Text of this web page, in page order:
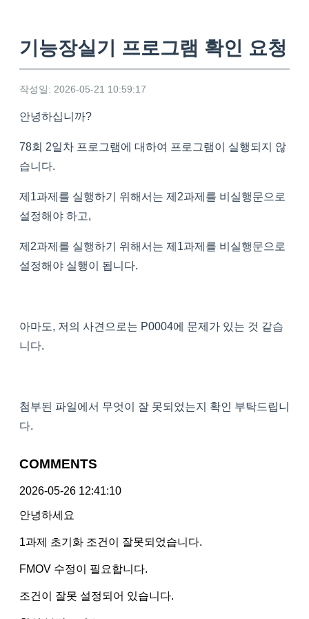
기능장실기 프로그램 확인 요청
작성일: 2026-05-21 10:59:17
안녕하십니까?
78회 2일차 프로그램에 대하여 프로그램이 실행되지 않
습니다.
제1과제를 실행하기 위해서는 제2과제를 비실행문으로
설정해야 하고,
제2과제를 실행하기 위해서는 제1과제를 비실행문으로
설정해야 실행이 됩니다.
아마도, 저의 사견으로는 P0004에 문제가 있는 것 같습
니다.
첨부된 파일에서 무엇이 잘 못되었는지 확인 부탁드립니
다.
COMMENTS
2026-05-26 12:41:10
안녕하세요
1과제 초기화 조건이 잘못되었습니다.
FMOV 수정이 필요합니다.
조건이 잘못 설정되어 있습니다.